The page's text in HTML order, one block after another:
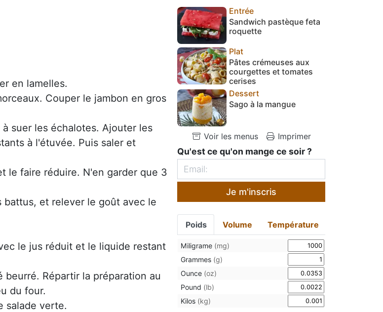
en lamelles.
Couper le jambon en gros
suer les échalotes. Ajouter les
à l'étuvée. Puis saler et
le faire réduire. N'en garder que 3
battus, et relever le goût avec le
le jus réduit et le liquide restant
Répartir la préparation au
du four.
salade verte.
Entrée
Sandwich pastèque feta
roquette
Plat
Pâtes crémeuses aux
courgettes et tomates
cerises
Dessert
Sago à la mangue
Voir les menus Imprimer
Qu'est ce qu'on mange ce soir ?
Je m'inscris
Poids Volume Température
Miligrame (mg)
Grammes (g)
Ounce (oz)
Pound (lb)
Kilos (kg)